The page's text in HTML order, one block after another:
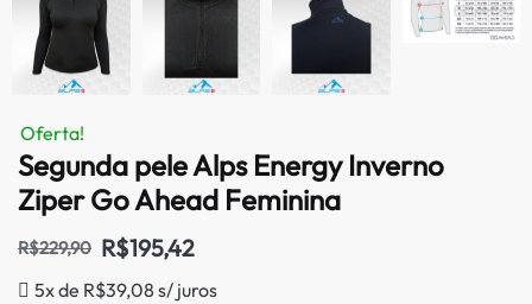
Oferta!
Segunda pele Alps Energy Inverno
Ziper Go Ahead Feminina
R$229,90 R$195,42
5x de R$39,08 s/ juros